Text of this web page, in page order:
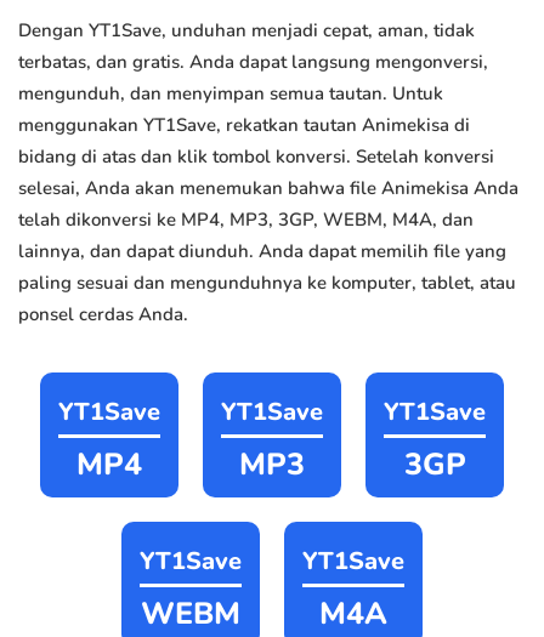
Dengan YT1Save, unduhan menjadi cepat, aman, tidak
terbatas, dan gratis. Anda dapat langsung mengonversi,
mengunduh, dan menyimpan semua tautan. Untuk
menggunakan YT1Save, rekatkan tautan Animekisa di
bidang di atas dan klik tombol konversi. Setelah konversi
selesai, Anda akan menemukan bahwa file Animekisa Anda
telah dikonversi ke MP4, MP3, 3GP, WEBM, M4A, dan
lainnya, dan dapat diunduh. Anda dapat memilih file yang
paling sesuai dan mengunduhnya ke komputer, tablet, atau
ponsel cerdas Anda.
YT1Save
MP4
YT1Save
MP3
YT1Save
3GP
YT1Save
WEBM
YT1Save
M4A